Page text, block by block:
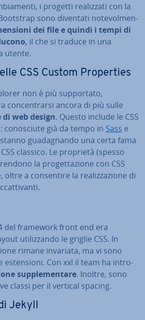
i progetti rea­liz­za­ti con la
sono diventati no­te­vol­men­
dei file e quindi i tempi di
, il che si traduce in una
utente.
CSS Custom Pro­per­ties
non è più sup­por­ta­to,
con­cen­trar­si ancora di più sulle
web design. Questo include le CSS
co­no­sciu­te già da tempo in Sass e
gua­da­gnan­do una certa fama
classico. Le proprietà (spesso
la pro­get­ta­zio­ne con CSS
oltre a con­sen­ti­re la rea­liz­za­zio­ne di
del framework front end era
uti­liz­zan­do le griglie CSS. In
rimane invariata, ma vi sono
esten­sio­ni. Con xxl il team ha in­tro­
sup­ple­men­ta­re. Inoltre, sono
classi per il vertical spacing.
Jekyll